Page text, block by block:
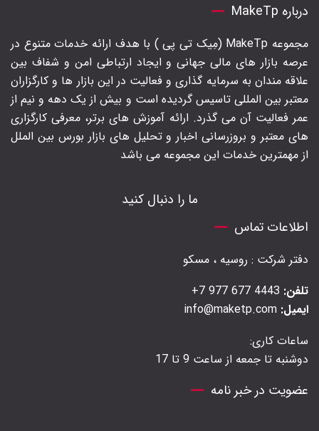
درباره MakeTp
مجموعه MakeTp (مِیک تی پی ) با هدف ارائه خدمات متنوع در
عرصه بازار های مالی جهانی و ایجاد ارتباطی امن و شفاف بین
علاقه مندان به سرمایه گذاری و فعالیت در این بازار ها و کارگزاران
معتبر بین المللی تاسیس گردیده است و بیش از یک دهه و نیم از
عمر فعالیت آن می گذرد. ارائه آموزش های برتر‍، معرفی کارگزاری
های معتبر و بروزرسانی اخبار و تحلیل های بازار بورس بین الملل
از مهمترین خدمات این مجموعه می باشد
ما را دنبال کنید
اطلاعات تماس
دفتر شرکت : روسیه ، مسکو
تلفن:
ایمیل:
ساعات کاری:
دوشنبه تا جمعه از ساعت 9 تا 17
عضویت در خبر نامه